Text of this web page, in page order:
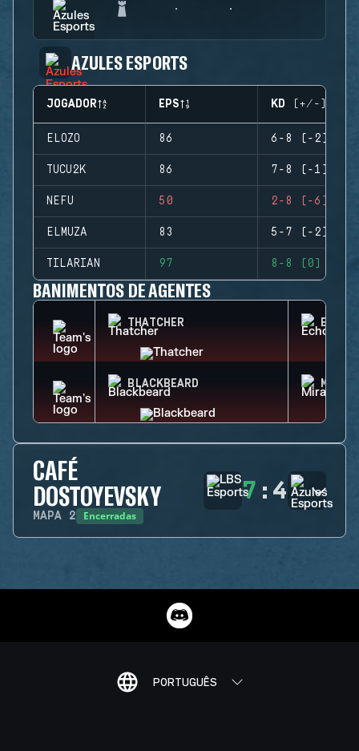
AZULES ESPORTS
JOGADOR EPS KD (+/-)
ELOZO 86 6-8 (-2)
TUCU2K 86 7-8 (-1)
NEFU 50 2-8 (-6)
ELMUZA 83 5-7 (-2)
TILARIAN 97 8-8 (0)
BANIMENTOS DE AGENTES
THATCHER ECHO
BLACKBEARD MIRA
CAFÉ
DOSTOYEVSKY
MAPA 2 Encerradas
7 : 4
PORTUGUÊS